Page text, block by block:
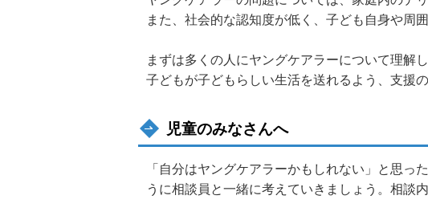
また、社会的な認知度が低く、子ども自身や周
まずは多くの人にヤングケアラーについて理解
子どもが子どもらしい生活を送れるよう、支援
児童のみなさんへ
「自分はヤングケアラーかもしれない」と思
うに相談員と一緒に考えていきましょう。相談